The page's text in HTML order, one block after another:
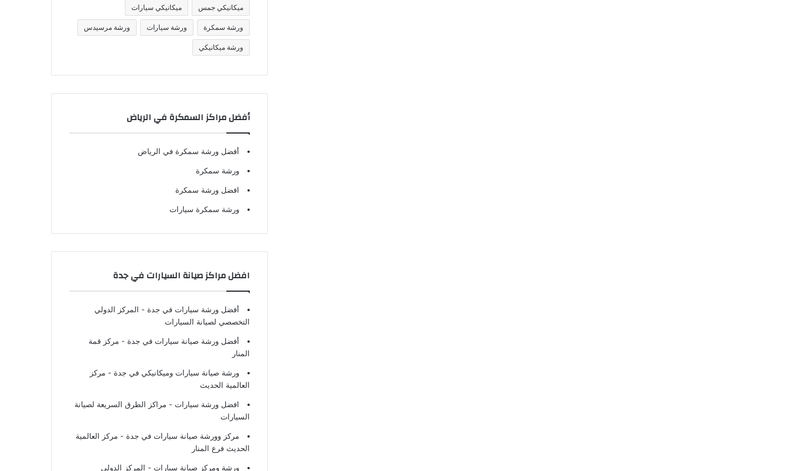
ميكانيكي جمس ميكانيكي سيارات
ورشة سمكرة ورشة سيارات ورشة مرسيدس
ورشة ميكانيكي
أفضل مراكز السمكرة في الرياض
أفضل ورشة سمكرة في الرياض
ورشة سمكرة
افضل ورشة سمكرة
ورشة سمكرة سيارات
افضل مراكز صيانة السيارات في جدة
أفضل ورشة سيارات في جدة - المركز الدولي
التخصصي لصيانة السيارات
أفضل ورشة صيانة سيارات في جدة - مركز قمة
المنار
ورشة صيانة سيارات وميكانيكي في جدة - مركز
العالمية الحديث
افضل ورشة سيارات - مراكز الطرق السريعة لصيانة
السيارات
مركز وورشة صيانة سيارات في جدة - مركز العالمية
الحديث فرع المنار
ورشة ومركز صيانة سيارات - المركز الدولي